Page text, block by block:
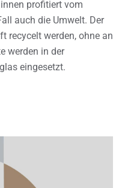
profitiert vom
auch die Umwelt. Der
recycelt werden, ohne an
werden in der
eingesetzt.